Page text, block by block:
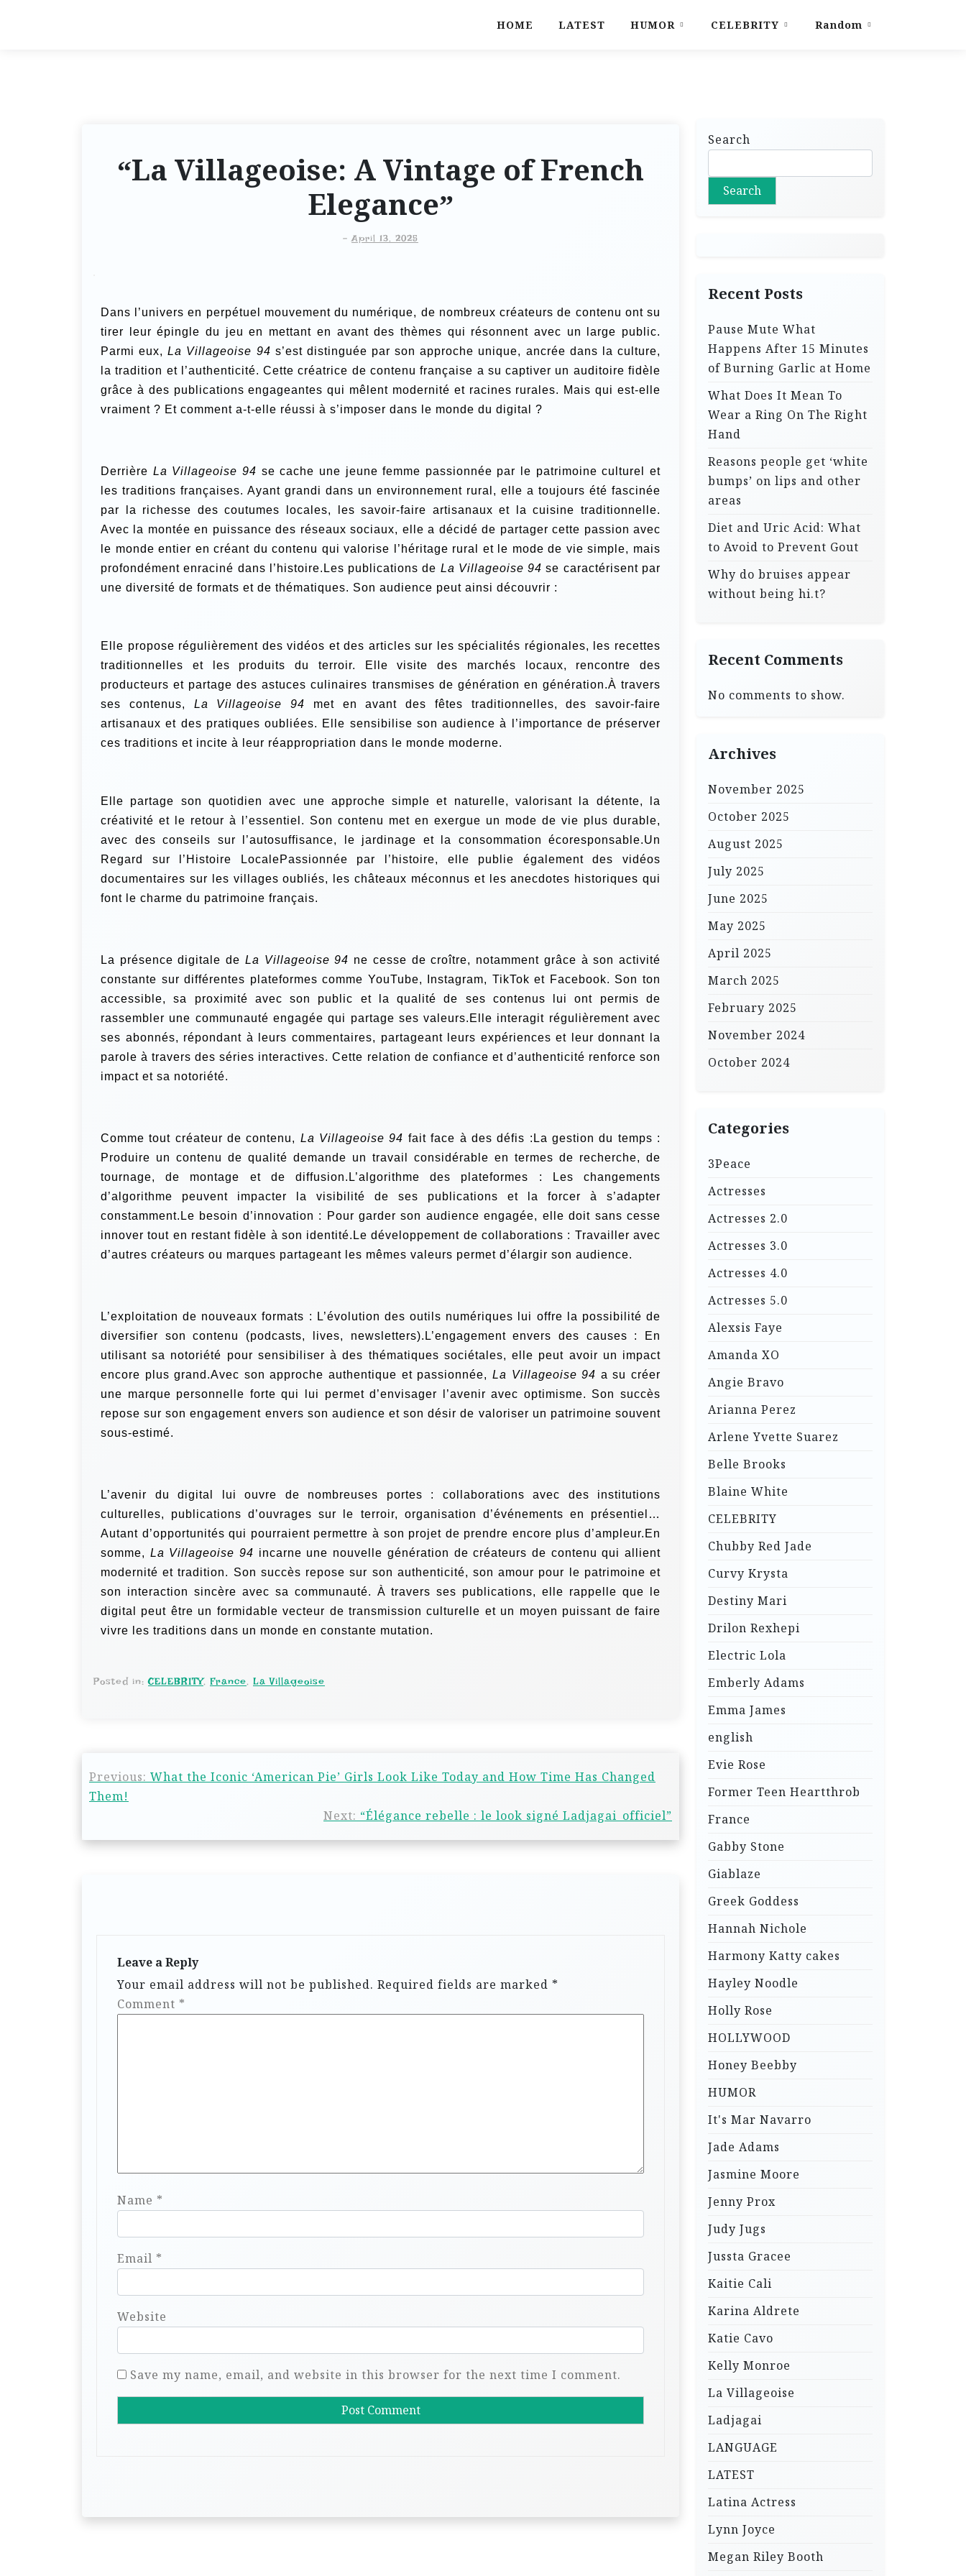
HOME LATEST HUMOR CELEBRITY Random
“La Villageoise: A Vintage of French
Elegance”
-April 13, 2025
Dans l’univers en perpétuel mouvement du numérique, de nombreux créateurs de contenu ont su
tirer leur épingle du jeu en mettant en avant des thèmes qui résonnent avec un large public.
Parmi eux,La Villageoise 94 s’est distinguée par son approche unique, ancrée dans la culture,
la tradition et l’authenticité. Cette créatrice de contenu française a su captiver un auditoire fidèle
grâce à des publications engageantes qui mêlent modernité et racines rurales. Mais qui est-elle
vraiment ? Et comment a-t-elle réussi à s’imposer dans le monde du digital ?
Derrière La Villageoise 94 se cache une jeune femme passionnée par le patrimoine culturel et
les traditions françaises. Ayant grandi dans un environnement rural, elle a toujours été fascinée
par la richesse des coutumes locales, les savoir-faire artisanaux et la cuisine traditionnelle.
Avec la montée en puissance des réseaux sociaux, elle a décidé de partager cette passion avec
le monde entier en créant du contenu qui valorise l’héritage rural et le mode de vie simple, mais
profondément enraciné dans l’histoire.Les publications de La Villageoise 94 se caractérisent par
une diversité de formats et de thématiques. Son audience peut ainsi découvrir :
Elle propose régulièrement des vidéos et des articles sur les spécialités régionales, les recettes
traditionnelles et les produits du terroir. Elle visite des marchés locaux, rencontre des
producteurs et partage des astuces culinaires transmises de génération en génération.À travers
ses contenus, La Villageoise 94 met en avant des fêtes traditionnelles, des savoir-faire
artisanaux et des pratiques oubliées. Elle sensibilise son audience à l’importance de préserver
ces traditions et incite à leur réappropriation dans le monde moderne.
Elle partage son quotidien avec une approche simple et naturelle, valorisant la détente, la
créativité et le retour à l’essentiel. Son contenu met en exergue un mode de vie plus durable,
avec des conseils sur l’autosuffisance, le jardinage et la consommation écoresponsable.Un
Regard sur l’Histoire LocalePassionnée par l’histoire, elle publie également des vidéos
documentaires sur les villages oubliés, les châteaux méconnus et les anecdotes historiques qui
font le charme du patrimoine français.
La présence digitale de La Villageoise 94 ne cesse de croître, notamment grâce à son activité
constante sur différentes plateformes comme YouTube, Instagram, TikTok et Facebook. Son ton
accessible, sa proximité avec son public et la qualité de ses contenus lui ont permis de
rassembler une communauté engagée qui partage ses valeurs.Elle interagit régulièrement avec
ses abonnés, répondant à leurs commentaires, partageant leurs expériences et leur donnant la
parole à travers des séries interactives. Cette relation de confiance et d’authenticité renforce son
impact et sa notoriété.
Comme tout créateur de contenu, La Villageoise 94 fait face à des défis :La gestion du temps :
Produire un contenu de qualité demande un travail considérable en termes de recherche, de
tournage, de montage et de diffusion.L’algorithme des plateformes : Les changements
d’algorithme peuvent impacter la visibilité de ses publications et la forcer à s’adapter
constamment.Le besoin d’innovation : Pour garder son audience engagée, elle doit sans cesse
innover tout en restant fidèle à son identité.Le développement de collaborations : Travailler avec
d’autres créateurs ou marques partageant les mêmes valeurs permet d’élargir son audience.
L’exploitation de nouveaux formats : L’évolution des outils numériques lui offre la possibilité de
diversifier son contenu (podcasts, lives, newsletters).L’engagement envers des causes : En
utilisant sa notoriété pour sensibiliser à des thématiques sociétales, elle peut avoir un impact
encore plus grand.Avec son approche authentique et passionnée, La Villageoise 94 a su créer
une marque personnelle forte qui lui permet d’envisager l’avenir avec optimisme. Son succès
repose sur son engagement envers son audience et son désir de valoriser un patrimoine souvent
sous-estimé.
L’avenir du digital lui ouvre de nombreuses portes : collaborations avec des institutions
culturelles, publications d’ouvrages sur le terroir, organisation d’événements en présentiel…
Autant d’opportunités qui pourraient permettre à son projet de prendre encore plus d’ampleur.En
somme, La Villageoise 94 incarne une nouvelle génération de créateurs de contenu qui allient
modernité et tradition. Son succès repose sur son authenticité, son amour pour le patrimoine et
son interaction sincère avec sa communauté. À travers ses publications, elle rappelle que le
digital peut être un formidable vecteur de transmission culturelle et un moyen puissant de faire
vivre les traditions dans un monde en constante mutation.
Posted in:CELEBRITY, France, La Villageoise
Previous: What the Iconic ‘American Pie’ Girls Look Like Today and How Time Has Changed
Them!
Next: “Élégance rebelle : le look signé Ladjagai_officiel”
Leave a Reply
Your email address will not be published. Required fields are marked *
Comment *
Name *
Email *
Website
Save my name, email, and website in this browser for the next time I comment.
Search
Search
Recent Posts
Pause Mute What
Happens After 15 Minutes
of Burning Garlic at Home
What Does It Mean To
Wear a Ring On The Right
Hand
Reasons people get ‘white
bumps’ on lips and other
areas
Diet and Uric Acid: What
to Avoid to Prevent Gout
Why do bruises appear
without being hi.t?
Recent Comments
No comments to show.
Archives
November 2025
October 2025
August 2025
July 2025
June 2025
May 2025
April 2025
March 2025
February 2025
November 2024
October 2024
Categories
3Peace
Actresses
Actresses 2.0
Actresses 3.0
Actresses 4.0
Actresses 5.0
Alexsis Faye
Amanda XO
Angie Bravo
Arianna Perez
Arlene Yvette Suarez
Belle Brooks
Blaine White
CELEBRITY
Chubby Red Jade
Curvy Krysta
Destiny Mari
Drilon Rexhepi
Electric Lola
Emberly Adams
Emma James
english
Evie Rose
Former Teen Heartthrob
France
Gabby Stone
Giablaze
Greek Goddess
Hannah Nichole
Harmony Katty cakes
Hayley Noodle
Holly Rose
HOLLYWOOD
Honey Beebby
HUMOR
It's Mar Navarro
Jade Adams
Jasmine Moore
Jenny Prox
Judy Jugs
Jussta Gracee
Kaitie Cali
Karina Aldrete
Katie Cavo
Kelly Monroe
La Villageoise
Ladjagai
LANGUAGE
LATEST
Latina Actress
Lynn Joyce
Megan Riley Booth